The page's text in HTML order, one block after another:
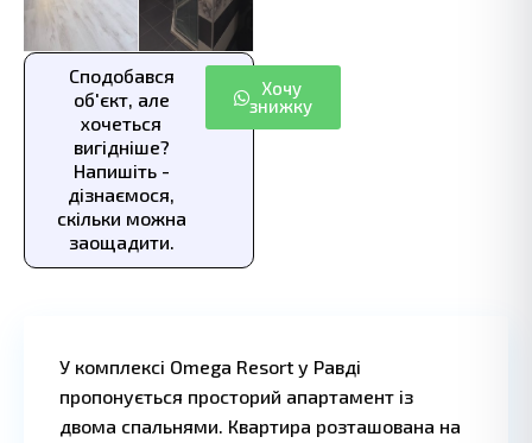
Сподобався
об'єкт, але
хочеться
вигідніше?
Напишіть -
дізнаємося,
скільки можна
заощадити.
Хочу
знижку
У комплексі Omega Resort у Равді
пропонується просторий апартамент із
двома спальнями. Квартира розташована на